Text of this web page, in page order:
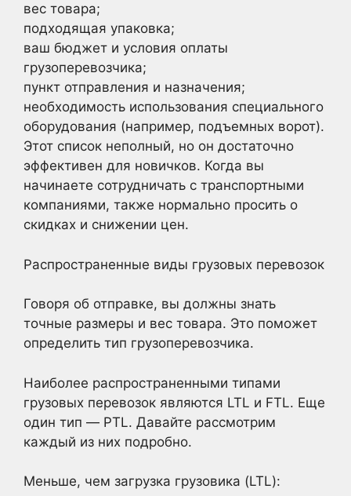
вес товара;
подходящая упаковка;
ваш бюджет и условия оплаты
грузоперевозчика;
пункт отправления и назначения;
необходимость использования специального
оборудования (например, подъемных ворот).
Этот список неполный, но он достаточно
эффективен для новичков. Когда вы
начинаете сотрудничать с транспортными
компаниями, также нормально просить о
скидках и снижении цен.
Распространенные виды грузовых перевозок
Говоря об отправке, вы должны знать
точные размеры и вес товара. Это поможет
определить тип грузоперевозчика.
Наиболее распространенными типами
грузовых перевозок являются LTL и FTL. Еще
один тип — PTL. Давайте рассмотрим
каждый из них подробно.
Меньше, чем загрузка грузовика (LTL):